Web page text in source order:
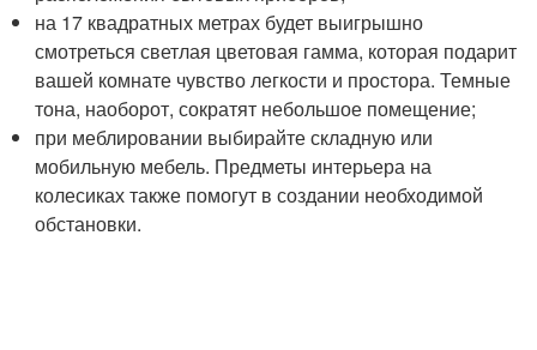
на 17 квадратных метрах будет выигрышно
смотреться светлая цветовая гамма, которая подарит
вашей комнате чувство легкости и простора. Темные
тона, наоборот, сократят небольшое помещение;
при меблировании выбирайте складную или
мобильную мебель. Предметы интерьера на
колесиках также помогут в создании необходимой
обстановки.